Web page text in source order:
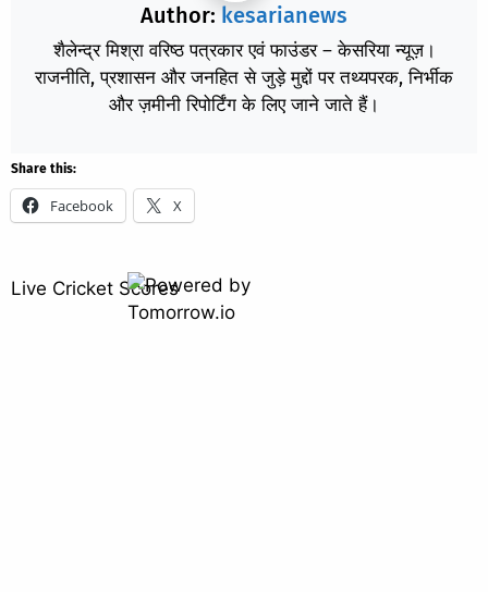
Author: kesarianews
शैलेन्द्र मिश्रा वरिष्ठ पत्रकार एवं फाउंडर – केसरिया न्यूज़।
राजनीति, प्रशासन और जनहित से जुड़े मुद्दों पर तथ्यपरक, निर्भीक
और ज़मीनी रिपोर्टिंग के लिए जाने जाते हैं।
Share this:
Facebook X
Live Cricket Scores